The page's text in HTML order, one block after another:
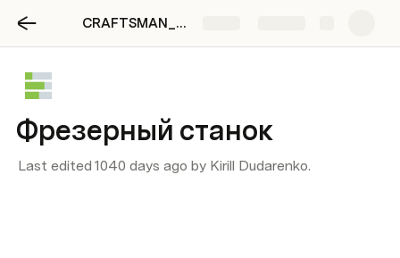
CRAFTSMAN_CODA
Фрезерный станок
Last edited 1040 days ago by Kirill Dudarenko.